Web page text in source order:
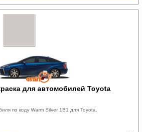
для автомобилей Toyota
по коду Warm Silver 1B1 для Toyota.